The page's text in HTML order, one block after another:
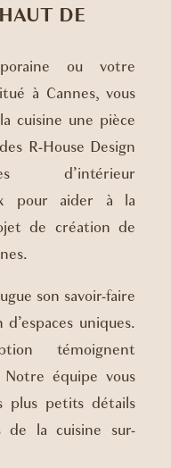
DE
ou votre
à Cannes, vous
cuisine une pièce
R-House Design
d’intérieur
pour aider à la
de création de
son savoir-faire
uniques.
témoignent
équipe vous
plus petits détails
de la cuisine sur-